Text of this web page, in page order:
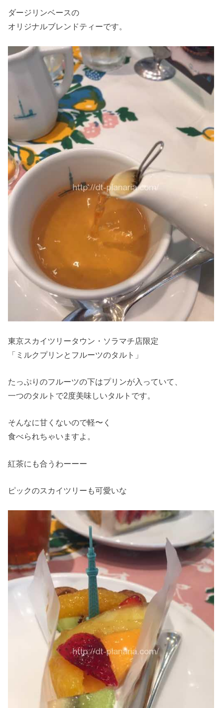
ダージリンベースの
オリジナルブレンドティーです。
東京スカイツリータウン・ソラマチ店限定
「ミルクプリンとフルーツのタルト」
たっぷりのフルーツの下はプリンが入っていて、
一つのタルトで2度美味しいタルトです。
そんなに甘くないので軽〜く
食べられちゃいますよ。
紅茶にも合うわーーー
ピックのスカイツリーも可愛いな